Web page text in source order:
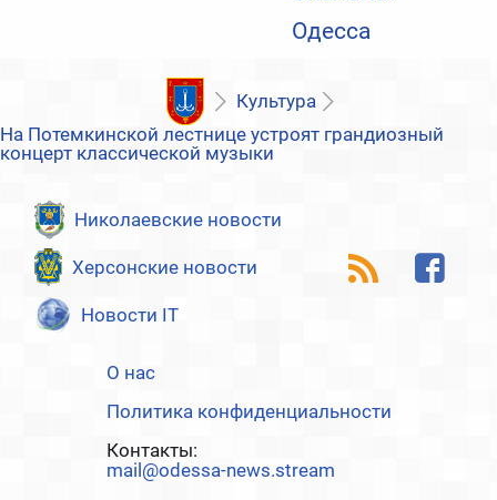
Одесса
Культура
На Потемкинской лестнице устроят грандиозный
концерт классической музыки
Николаевские новости
Херсонские новости
Новости IT
О нас
Политика конфиденциальности
Контакты:
mail@odessa-news.stream